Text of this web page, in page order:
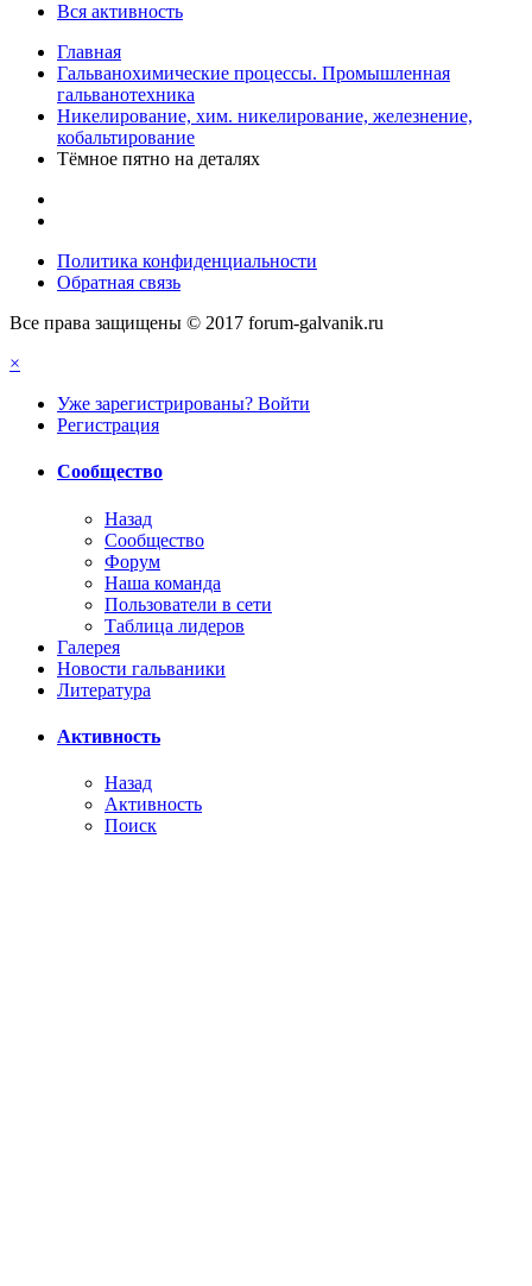
Вся активность
Главная
Гальванохимические процессы. Промышленная
гальванотехника
Никелирование, хим. никелирование, железнение,
кобальтирование
Тёмное пятно на деталях
Политика конфиденциальности
Обратная связь
Все права защищены © 2017 forum-galvanik.ru
×
Уже зарегистрированы? Войти
Регистрация
Сообщество
Назад
Сообщество
Форум
Наша команда
Пользователи в сети
Таблица лидеров
Галерея
Новости гальваники
Литература
Активность
Назад
Активность
Поиск